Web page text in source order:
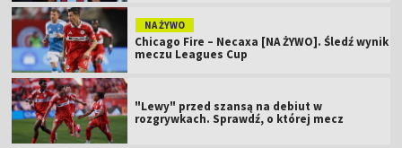
NA ŻYWO
Chicago Fire – Necaxa [NA ŻYWO]. Śledź wynik
meczu Leagues Cup
"Lewy" przed szansą na debiut w
rozgrywkach. Sprawdź, o której mecz